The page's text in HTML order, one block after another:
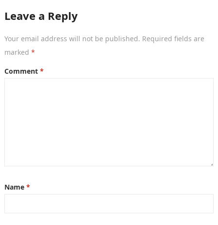
Leave a Reply
Your email address will not be published. Required fields are
marked *
Comment *
Name *